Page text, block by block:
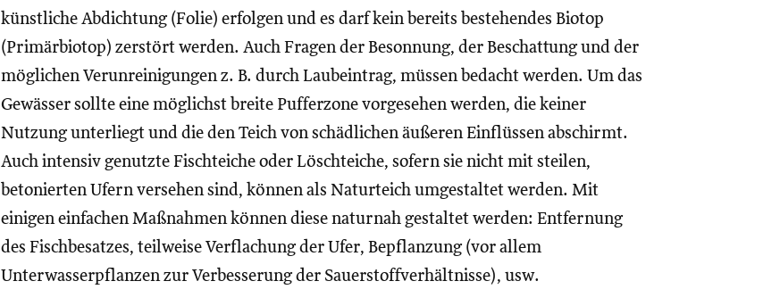
künstliche Abdichtung (Folie) erfolgen und es darf kein bereits bestehendes Biotop
(Primärbiotop) zerstört werden. Auch Fragen der Besonnung, der Beschattung und der
möglichen Verunreinigungen z. B. durch Laubeintrag, müssen bedacht werden. Um das
Gewässer sollte eine möglichst breite Pufferzone vorgesehen werden, die keiner
Nutzung unterliegt und die den Teich von schädlichen äußeren Einflüssen abschirmt.
Auch intensiv genutzte Fischteiche oder Löschteiche, sofern sie nicht mit steilen,
betonierten Ufern versehen sind, können als Naturteich umgestaltet werden. Mit
einigen einfachen Maßnahmen können diese naturnah gestaltet werden: Entfernung
des Fischbesatzes, teilweise Verflachung der Ufer, Bepflanzung (vor allem
Unterwasserpflanzen zur Verbesserung der Sauerstoffverhältnisse), usw.